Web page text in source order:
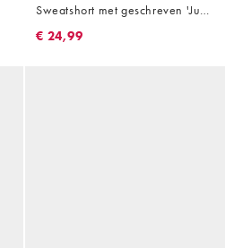
Sweatshort met geschreven 'Just
Married'-print in wit, deel van
€ 24,99